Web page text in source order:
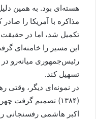
هسته‌ای بود. به همین
مذاکره با آمریکا را
تکمیل شد، اما در
این مسیر را خامنه‌ای
رئیس‌جمهوری میانه‌رو در
تسهیل کند.
(۱۳۸۴) تصمیم گرفت
اکبر هاشمی رفسنجانی